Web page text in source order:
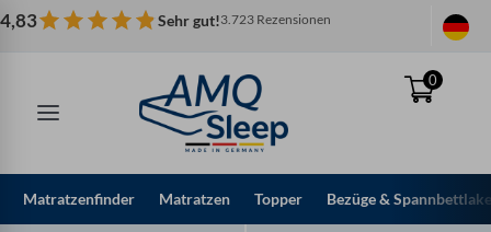
Zum
Inhalt
4,83 Sehr gut!3.723 Rezensionen
0
Matratzenfinder Matratzen Topper Bezüge &